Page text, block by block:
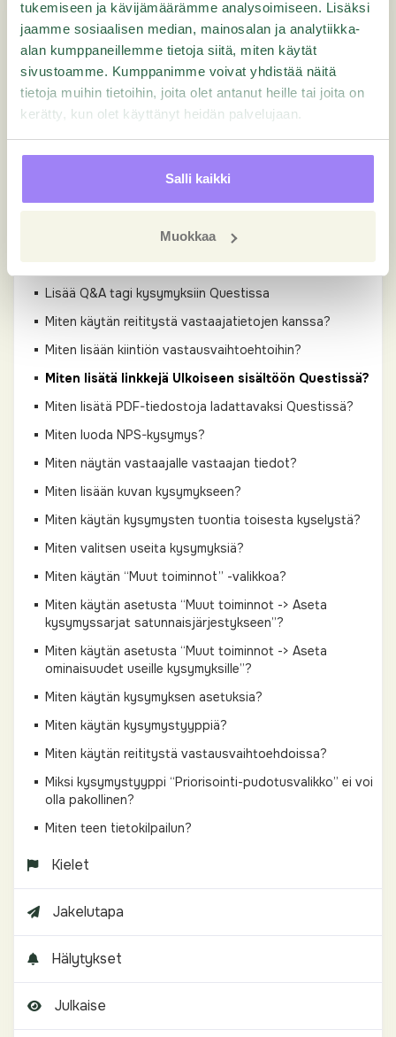
tukemiseen ja kävijämäärämme analysoimiseen. Lisäksi
jaamme sosiaalisen median, mainosalan ja analytiikka-
alan kumppaneillemme tietoja siitä, miten käytät
sivustoamme. Kumppanimme voivat yhdistää näitä
tietoja muihin tietoihin, joita olet antanut heille tai joita on
kerätty, kun olet käyttänyt heidän palvelujaan.
Salli kaikki
Muokkaa
In-Depth Tutorials
Oppaat
Lisää Q&A tagi kysymyksiin Questissa
Miten käytän reititystä vastaajatietojen kanssa?
Miten lisään kiintiön vastausvaihtoehtoihin?
Miten lisätä linkkejä Ulkoiseen sisältöön Questissä?
Miten lisätä PDF-tiedostoja ladattavaksi Questissä?
Miten luoda NPS-kysymys?
Miten näytän vastaajalle vastaajan tiedot?
Miten lisään kuvan kysymykseen?
Miten käytän kysymysten tuontia toisesta kyselystä?
Miten valitsen useita kysymyksiä?
Miten käytän “Muut toiminnot” -valikkoa?
Miten käytän asetusta “Muut toiminnot -> Aseta
kysymyssarjat satunnaisjärjestykseen”?
Miten käytän asetusta “Muut toiminnot -> Aseta
ominaisuudet useille kysymyksille”?
Miten käytän kysymyksen asetuksia?
Miten käytän kysymystyyppiä?
Miten käytän reititystä vastausvaihtoehdoissa?
Miksi kysymystyyppi “Priorisointi-pudotusvalikko” ei voi
olla pakollinen?
Miten teen tietokilpailun?
Kielet
Jakelutapa
Hälytykset
Julkaise